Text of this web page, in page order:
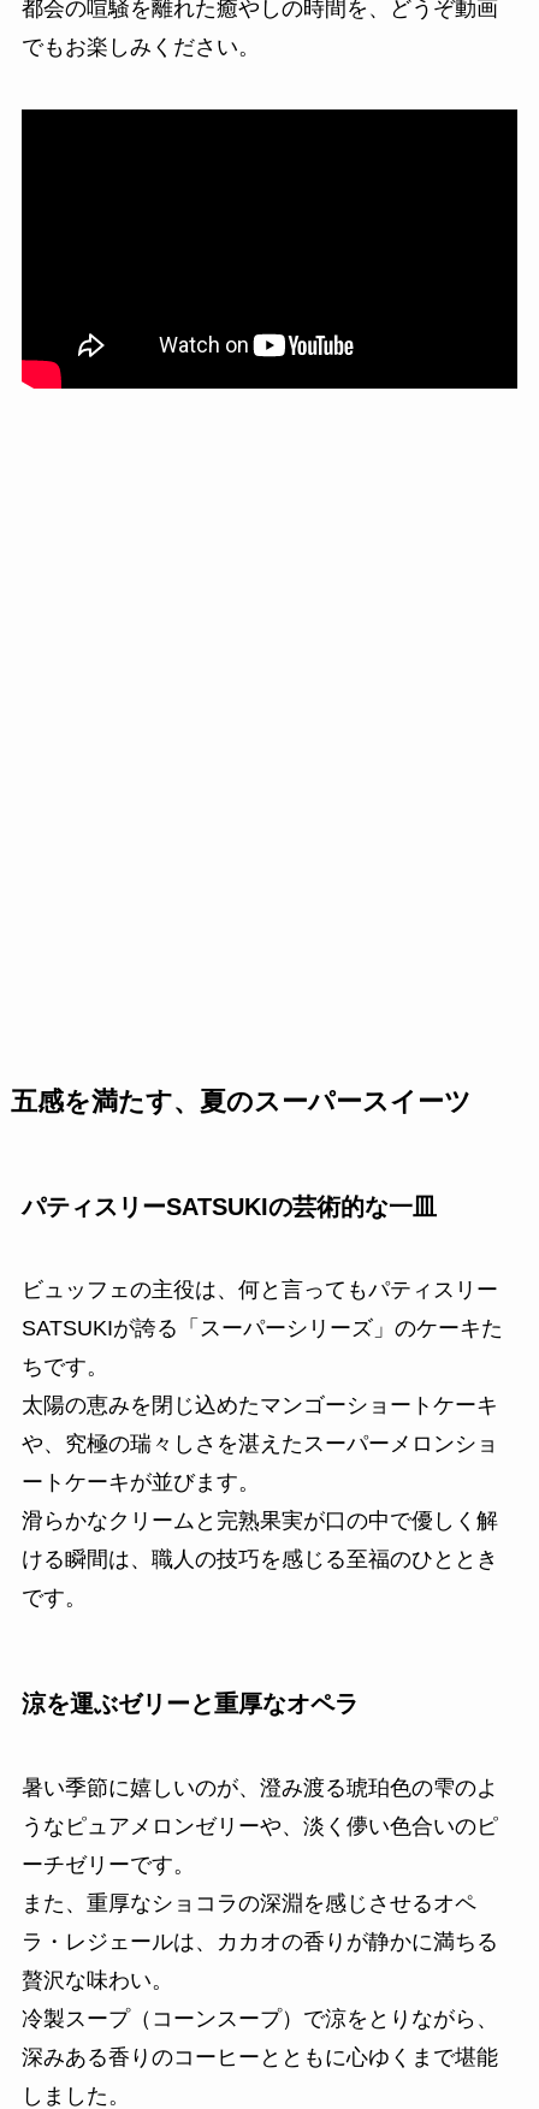
都会の喧騒を離れた癒やしの時間を、どうぞ動画
でもお楽しみください。
五感を満たす、夏のスーパースイーツ
パティスリーSATSUKIの芸術的な一皿
ビュッフェの主役は、何と言ってもパティスリー
SATSUKIが誇る「スーパーシリーズ」のケーキた
ちです。
太陽の恵みを閉じ込めたマンゴーショートケーキ
や、究極の瑞々しさを湛えたスーパーメロンショ
ートケーキが並びます。
滑らかなクリームと完熟果実が口の中で優しく解
ける瞬間は、職人の技巧を感じる至福のひととき
です。
涼を運ぶゼリーと重厚なオペラ
暑い季節に嬉しいのが、澄み渡る琥珀色の雫のよ
うなピュアメロンゼリーや、淡く儚い色合いのピ
ーチゼリーです。
また、重厚なショコラの深淵を感じさせるオペ
ラ・レジェールは、カカオの香りが静かに満ちる
贅沢な味わい。
冷製スープ（コーンスープ）で涼をとりながら、
深みある香りのコーヒーとともに心ゆくまで堪能
しました。